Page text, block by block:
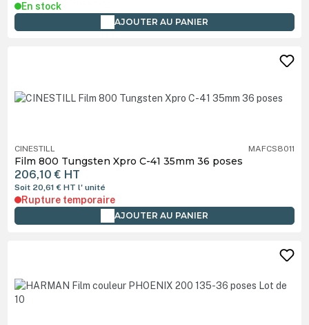
En stock
AJOUTER AU PANIER
CINESTILL MAFCS8011
Film 800 Tungsten Xpro C-41 35mm 36 poses
206,10 € HT
Soit 20,61 €HTl' unité
Rupture temporaire
AJOUTER AU PANIER